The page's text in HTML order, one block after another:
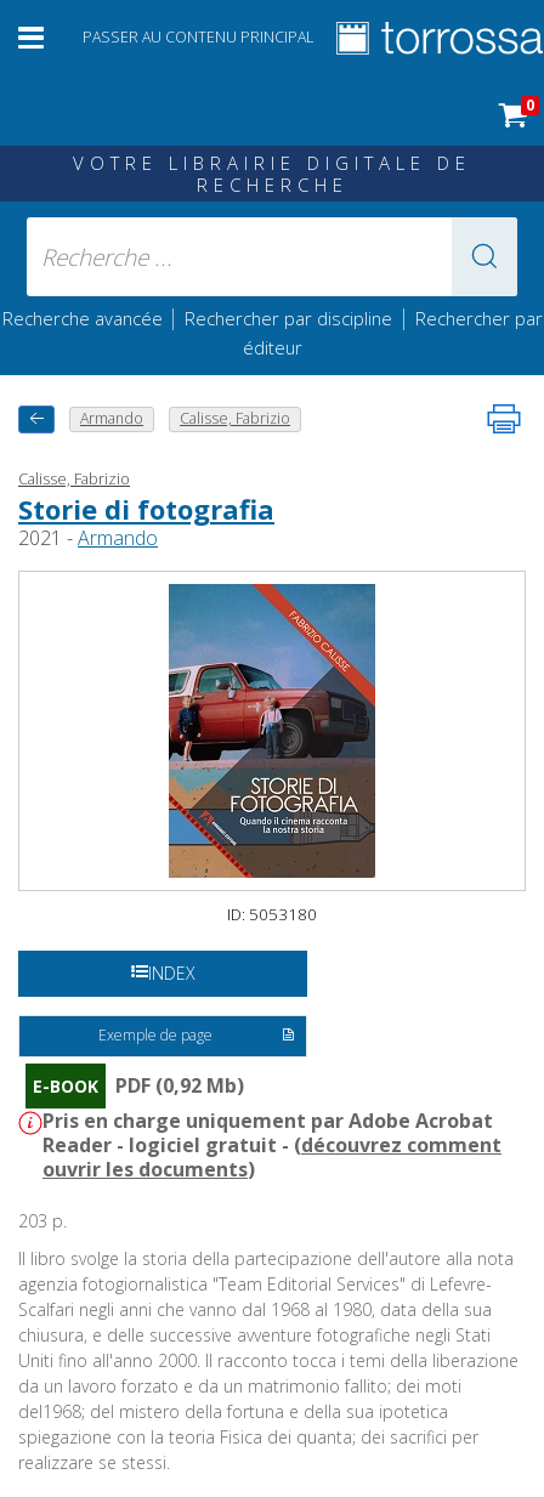
PASSER AU CONTENU PRINCIPAL
0
VOTRE LIBRAIRIE DIGITALE DE
RECHERCHE
Recherche avancée | Rechercher par discipline | Rechercher par
éditeur
Armando Calisse, Fabrizio
Calisse, Fabrizio
Storie di fotografia
2021 -Armando
ID: 5053180
INDEX
Exemple de page
E-BOOK
PDF (0,92 Mb)
Pris en charge uniquement par Adobe Acrobat
Reader - logiciel gratuit - (découvrez comment
ouvrir les documents)
203 p.
Il libro svolge la storia della partecipazione dell'autore alla nota
agenzia fotogiornalistica "Team Editorial Services" di Lefevre-
Scalfari negli anni che vanno dal 1968 al 1980, data della sua
chiusura, e delle successive avventure fotografiche negli Stati
Uniti fino all'anno 2000. Il racconto tocca i temi della liberazione
da un lavoro forzato e da un matrimonio fallito; dei moti
del1968; del mistero della fortuna e della sua ipotetica
spiegazione con la teoria Fisica dei quanta; dei sacrifici per
realizzare se stessi.